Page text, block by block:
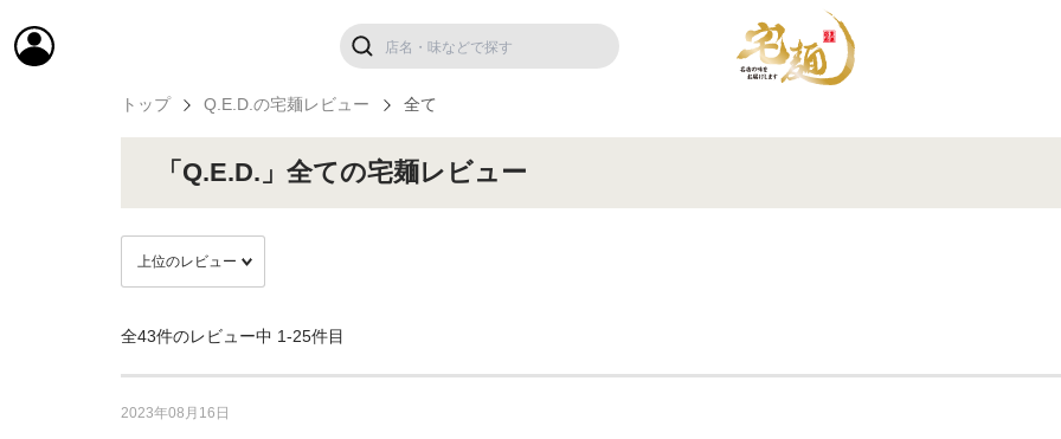
トップ Q.E.D.の宅麺レビュー 全て
「Q.E.D.」全ての宅麺レビュー
全43件のレビュー中 1-25件目
2023年08月16日